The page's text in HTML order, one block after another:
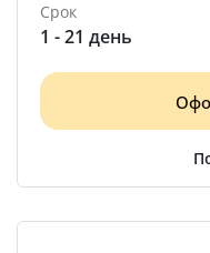
Срок
1 - 21 день